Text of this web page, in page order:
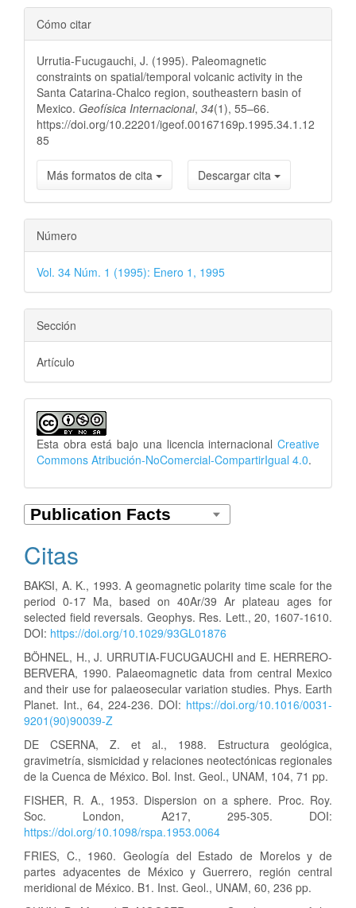
Detalles
del
artículo
Cómo citar
Urrutia-Fucugauchi, J. (1995). Paleomagnetic
constraints on spatial/temporal volcanic activity in the
Santa Catarina-Chalco region, southeastern basin of
Mexico. Geofísica Internacional, 34(1), 55–66.
https://doi.org/10.22201/igeof.00167169p.1995.34.1.12
85
Más formatos de cita Descargar cita
Número
Vol. 34 Núm. 1 (1995): Enero 1, 1995
Sección
Artículo
Esta obra está bajo una licencia internacional Creative
Commons Atribución-NoComercial-CompartirIgual 4.0.
Citas
BAKSI, A. K., 1993. A geomagnetic polarity time scale for the
period 0-17 Ma, based on 40Ar/39 Ar plateau ages for
selected field reversals. Geophys. Res. Lett., 20, 1607-1610.
DOI: https://doi.org/10.1029/93GL01876
BÖHNEL, H., J. URRUTIA-FUCUGAUCHI and E. HERRERO-
BERVERA, 1990. Palaeomagnetic data from central Mexico
and their use for palaeosecular variation studies. Phys. Earth
Planet. Int., 64, 224-236. DOI: https://doi.org/10.1016/0031-
9201(90)90039-Z
DE CSERNA, Z. et al., 1988. Estructura geológica,
gravimetría, sismicidad y relaciones neotectónicas regionales
de la Cuenca de México. Bol. Inst. Geol., UNAM, 104, 71 pp.
FISHER, R. A., 1953. Dispersion on a sphere. Proc. Roy.
Soc. London, A217, 295-305. DOI:
https://doi.org/10.1098/rspa.1953.0064
FRIES, C., 1960. Geología del Estado de Morelos y de
partes adyacentes de México y Guerrero, región central
meridional de México. B1. Inst. Geol., UNAM, 60, 236 pp.